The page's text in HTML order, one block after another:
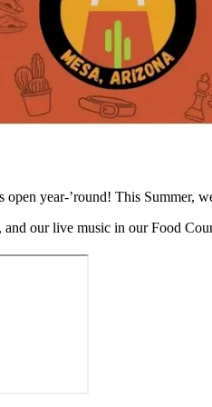
open year-’round! This Summer,
our live music in our Food